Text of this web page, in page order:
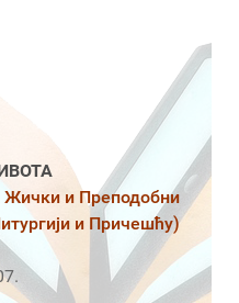
Жички и Преподобни
и Причешћу)